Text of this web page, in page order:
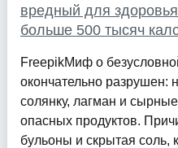
вредный для
больше 500 тысяч
FreepikМиф о
окончательно разрушен:
солянку, лагман и
опасных продуктов.
бульоны и скрытая соль,